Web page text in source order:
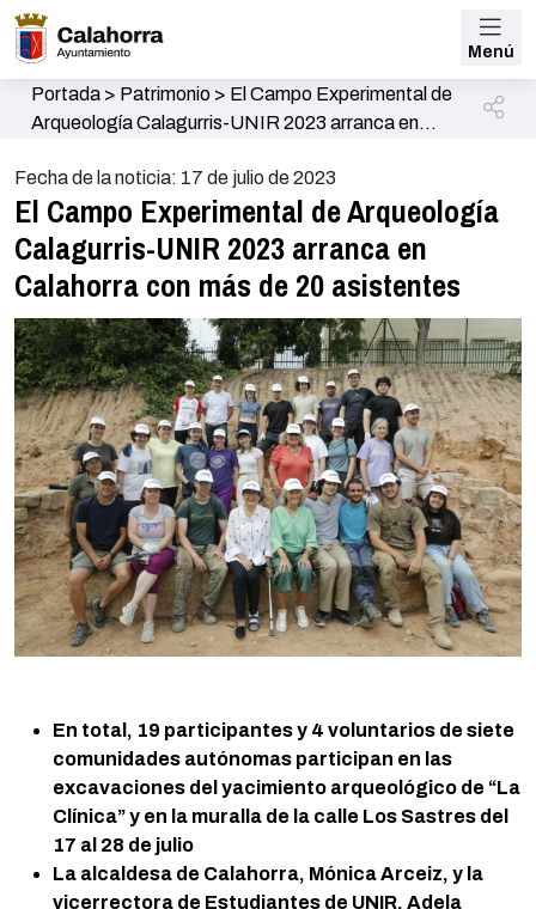
Menú
Portada> Patrimonio> El Campo Experimental de
Arqueología Calagurris-UNIR 2023 arranca en
Fecha de la noticia: 17 de julio de 2023
El Campo Experimental de Arqueología
Calagurris-UNIR 2023 arranca en
Calahorra con más de 20 asistentes
En total, 19 participantes y 4 voluntarios de siete
comunidades autónomas participan en las
excavaciones del yacimiento arqueológico de “La
Clínica” y en la muralla de la calle Los Sastres del
17 al 28 de julio
La alcaldesa de Calahorra, Mónica Arceiz, y la
vicerrectora de Estudiantes de UNIR, Adela